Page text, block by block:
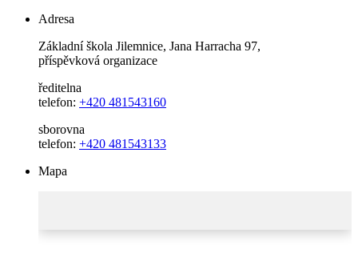
Adresa
Základní škola Jilemnice, Jana Harracha 97,
příspěvková organizace
ředitelna
telefon: +420 481543160
sborovna
telefon: +420 481543133
Mapa